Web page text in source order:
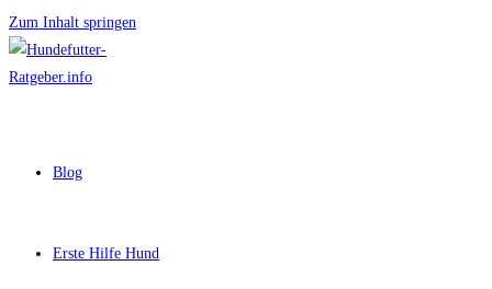
Zum Inhalt springen
Blog
Erste Hilfe Hund